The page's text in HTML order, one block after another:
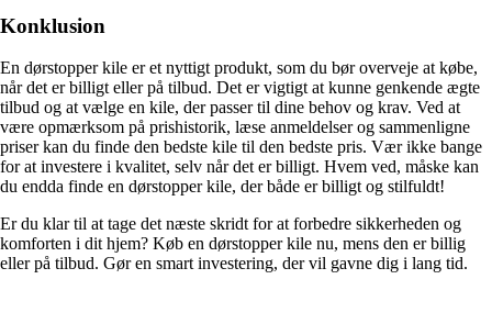
Konklusion
En dørstopper kile er et nyttigt produkt, som du bør overveje at købe,
når det er billigt eller på tilbud. Det er vigtigt at kunne genkende ægte
tilbud og at vælge en kile, der passer til dine behov og krav. Ved at
være opmærksom på prishistorik, læse anmeldelser og sammenligne
priser kan du finde den bedste kile til den bedste pris. Vær ikke bange
for at investere i kvalitet, selv når det er billigt. Hvem ved, måske kan
du endda finde en dørstopper kile, der både er billigt og stilfuldt!
Er du klar til at tage det næste skridt for at forbedre sikkerheden og
komforten i dit hjem? Køb en dørstopper kile nu, mens den er billig
eller på tilbud. Gør en smart investering, der vil gavne dig i lang tid.